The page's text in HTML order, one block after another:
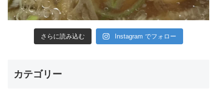
さらに読み込む Instagram でフォロー
カテゴリー